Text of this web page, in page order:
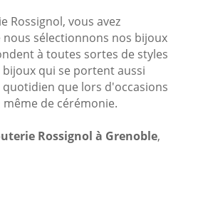
Rossignol, vous avez
nous sélectionnons nos bijoux
à toutes sortes de styles
bijoux qui se portent aussi
que lors d'occasions
de cérémonie.
Rossignol à Grenoble,